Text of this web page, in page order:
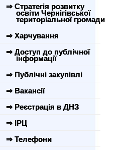
⇒ Стратегія розвитку
освіти Чернігівської
територіальної громади
⇒ Харчування
⇒ Доступ до публічної
інформації
⇒ Публічні закупівлі
⇒ Вакансії
⇒ Реєстрація в ДНЗ
⇒ ІРЦ
⇒ Телефони